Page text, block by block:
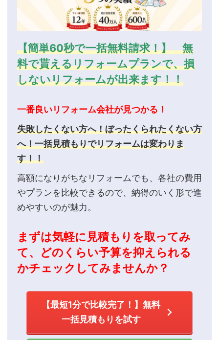
【簡単60秒で一括無料請求！】 無
料で貰えるリフォームプランで、損
しないリフォームが出来ます！！
一番良いリフォーム会社が見つかる！
失敗したくない方へ！ぼったくられたくない方
へ！一括見積もりでリフォームは変わりま
す！！
高額になりがちなリフォームでも、各社の費用
やプランを比較できるので、納得のいく形で進
めやすいのが魅力。
まずは気軽に見積もりを取ってみ
て、どのくらい予算を抑えられる
かチェックしてみませんか？
【最短1分で比較完了！】無料
一括見積もりを試す